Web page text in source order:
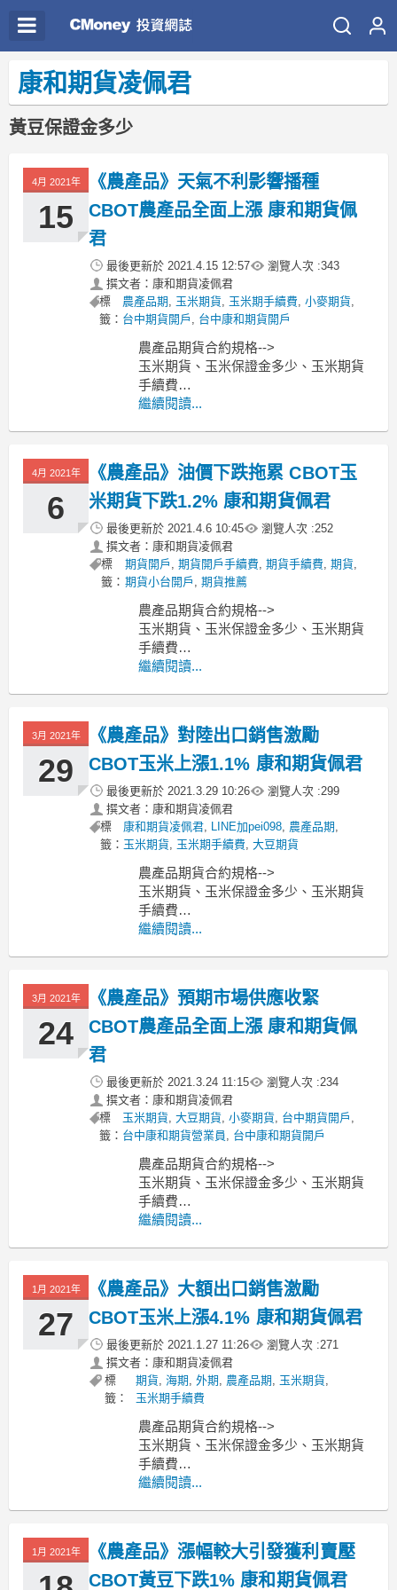
康和期貨凌佩君
黃豆保證金多少
4月 2021年
15
《農產品》天氣不利影響播種
CBOT農產品全面上漲 康和期貨佩
君
最後更新於 2021.4.15 12:57 瀏覽人次 :343
撰文者：康和期貨凌佩君
標
籤：
農產品期, 玉米期貨, 玉米期手續費,小麥期貨,
台中期貨開戶 , 台中康和期貨開戶
農產品期貨合約規格-->
玉米期貨、玉米保證金多少、玉米期貨
手續費
小麥期貨、小麥保證金多少、小麥期貨
----------------------------------------------
MoneyDJ新聞
繼續閱讀...
4月 2021年
6
《農產品》油價下跌拖累 CBOT玉
米期貨下跌1.2% 康和期貨佩君
最後更新於 2021.4.6 10:45 瀏覽人次 :252
撰文者：康和期貨凌佩君
標
籤：
期貨開戶 ,期貨開戶手續費,期貨手續費,期貨,
期貨小台開戶 ,期貨推薦
農產品期貨合約規格-->
玉米期貨、玉米保證金多少、玉米期貨
手續費
小麥期貨、小麥保證金多少、小麥期貨
----------------------------------------------
MoneyDJ新聞
繼續閱讀...
3月 2021年
29
《農產品》對陸出口銷售激勵
CBOT玉米上漲1.1% 康和期貨佩君
最後更新於 2021.3.29 10:26 瀏覽人次 :299
撰文者：康和期貨凌佩君
標
籤：
康和期貨凌佩君, LINE加pei098, 農產品期,
玉米期貨, 玉米期手續費, 大豆期貨
農產品期貨合約規格-->
玉米期貨、玉米保證金多少、玉米期貨
手續費
小麥期貨、小麥保證金多少、小麥期貨
----------------------------------------------
MoneyDJ新聞
繼續閱讀...
3月 2021年
24
《農產品》預期市場供應收緊
CBOT農產品全面上漲 康和期貨佩
君
最後更新於 2021.3.24 11:15 瀏覽人次 :234
撰文者：康和期貨凌佩君
標
籤：
玉米期貨, 大豆期貨, 小麥期貨, 台中期貨開戶 ,
台中康和期貨營業員, 台中康和期貨開戶
農產品期貨合約規格-->
玉米期貨、玉米保證金多少、玉米期貨
手續費
小麥期貨、小麥保證金多少、小麥期貨
----------------------------------------------
MoneyDJ新聞
繼續閱讀...
1月 2021年
27
《農產品》大額出口銷售激勵
CBOT玉米上漲4.1% 康和期貨佩君
最後更新於 2021.1.27 11:26 瀏覽人次 :271
撰文者：康和期貨凌佩君
標
籤：
期貨, 海期, 外期, 農產品期, 玉米期貨,
玉米期手續費
農產品期貨合約規格-->
玉米期貨、玉米保證金多少、玉米期貨
手續費
小麥期貨、小麥保證金多少、小麥期貨
----------------------------------------------
MoneyDJ新聞
繼續閱讀...
1月 2021年
《農產品》漲幅較大引發獲利賣壓
CBOT黃豆下跌1% 康和期貨佩君